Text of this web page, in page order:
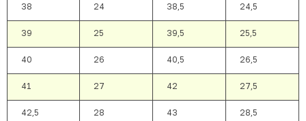
38 24 38,5 24,5
39 25 39,5 25,5
40 26 40,5 26,5
41 27 42 27,5
42,5 28 43 28,5